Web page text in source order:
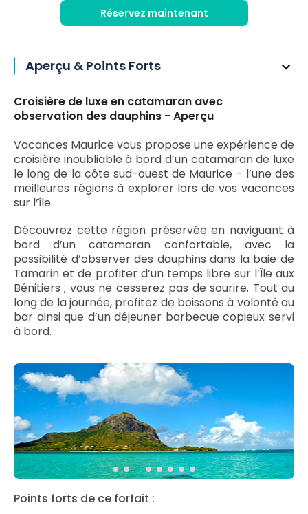
Réservez maintenant
Aperçu & Points Forts
Croisière de luxe en catamaran avec
observation des dauphins - Aperçu
Vacances Maurice vous propose une expérience de
croisière inoubliable à bord d’un catamaran de luxe
le long de la côte sud-ouest de Maurice - l’une des
meilleures régions à explorer lors de vos vacances
sur l’île.
Découvrez cette région préservée en naviguant à
bord d’un catamaran confortable, avec la
possibilité d’observer des dauphins dans la baie de
Tamarin et de profiter d’un temps libre sur l’Île aux
Bénitiers ; vous ne cesserez pas de sourire. Tout au
long de la journée, profitez de boissons à volonté au
bar ainsi que d’un déjeuner barbecue copieux servi
à bord.
Points forts de ce forfait :